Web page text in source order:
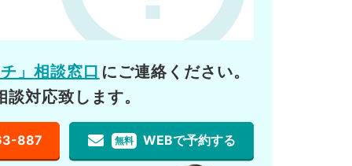
」相談窓口 にご連絡ください。
対応致します。
887 無料 WEBで予約する